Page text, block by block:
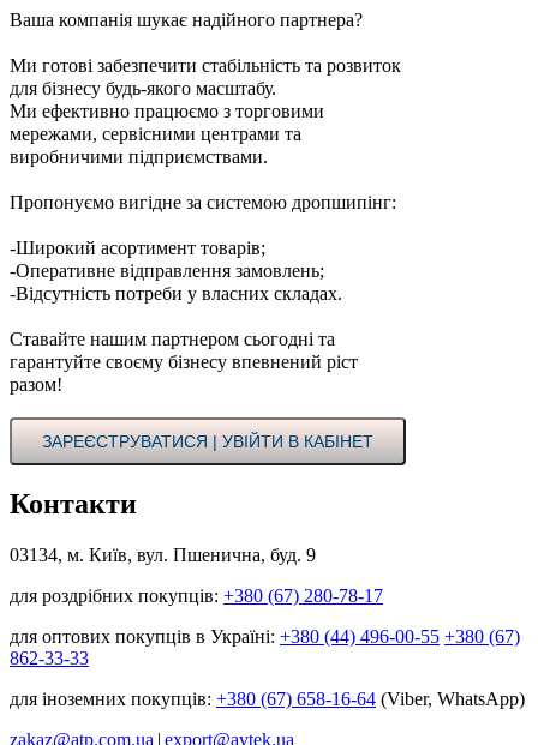
Ваша компанія шукає надійного партнера?
Ми готові забезпечити стабільність та розвиток
для бізнесу будь-якого масштабу.
Ми ефективно працюємо з торговими
мережами, сервісними центрами та
виробничими підприємствами.
Пропонуємо вигідне за системою дропшипінг:
-Широкий асортимент товарів;
-Оперативне відправлення замовлень;
-Відсутність потреби у власних складах.
Ставайте нашим партнером сьогодні та
гарантуйте своєму бізнесу впевнений ріст
разом!
ЗАРЕЄСТРУВАТИСЯ | УВІЙТИ В КАБІНЕТ
Контакти
03134, м. Київ, вул. Пшенична, буд. 9
для роздрібних покупців: +380 (67) 280-78-17
для оптових покупців в Україні: +380 (44) 496-00-55 +380 (67)
862-33-33
для іноземних покупців: +380 (67) 658-16-64 (Viber, WhatsApp)
zakaz@atp.com.ua | export@avtek.ua